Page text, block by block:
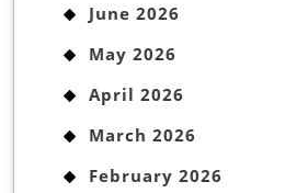
June 2026
May 2026
April 2026
March 2026
February 2026